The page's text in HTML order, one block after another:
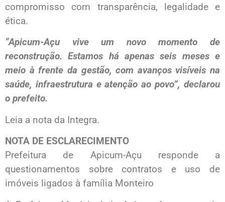
compromisso com transparência, legalidade e
ética.
“Apicum-Açu vive um novo momento de
reconstrução. Estamos há apenas seis meses e
meio à frente da gestão, com avanços visíveis na
saúde, infraestrutura e atenção ao povo”, declarou
o prefeito.
Leia a nota da Integra.
NOTA DE ESCLARECIMENTO
Prefeitura de Apicum-Açu responde a
questionamentos sobre contratos e uso de
imóveis ligados à família Monteiro